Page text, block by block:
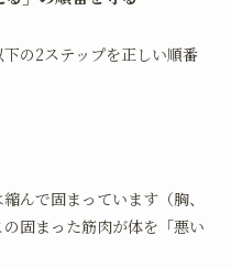
の2ステップを正しい順番
んで固まっています（胸、
固まった筋肉が体を「悪い